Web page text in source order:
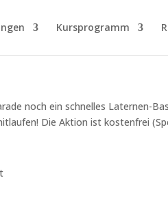
Kursprogramm
noch ein schnelles
Die Aktion ist kostenfrei